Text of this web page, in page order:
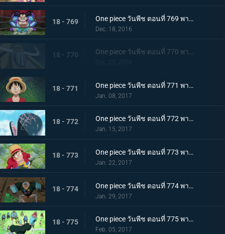
18 - 769 One piece วันพีช ตอนที่ 769 พากย์ไทย หินสีแดง สิ่งที่นำทางไปสู่วันพีซ
Dec. 18, 2016
18 - 770 One piece วันพีช ตอนที่ 770 พากย์ไทย ความลับของวะโนะคุนิ ตระกูลโคสึกิกับโพเนกลิฟ
Dec. 25, 2016
18 - 771 One piece วันพีช ตอนที่ 771 พากย์ไทย คำสาบานของลูกผู้ชาย! ลูฟี่และโคซุกิโมโมโนซุเกะ!
Jan. 08, 2017
18 - 772 One piece วันพีช ตอนที่ 772 พากย์ไทย การเดินทางในตำนาน แมวกับหมาและราชาโจรสลัด
Jan. 15, 2017
18 - 773 One piece วันพีช ตอนที่ 773 พากย์ไทย ฝันร้ายอีกครั้ง การโจมตีที่ดุเดือดของแจ็คผู้ทรหด
Jan. 22, 2017
18 - 774 One piece วันพีช ตอนที่ 774 พากย์ไทย ศึกปกป้องโซ ลูฟี่กับสุนีชา
Jan. 29, 2017
18 - 775 One piece วันพีช ตอนที่ 775 พากย์ไทย ช่วยสุนีชา ปฏิบัติการช่วยเหลือของกลุ่มหมวกฟาง
Feb. 05, 2017